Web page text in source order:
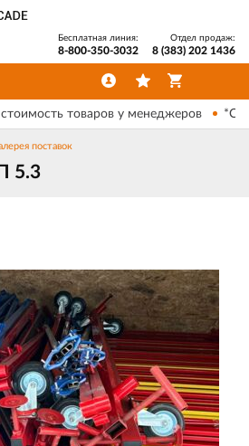
Бесплатная линия:
8-800-350-3032
Отдел продаж:
8 (383) 202 1436
товаров у менеджеров
поставок
5.3